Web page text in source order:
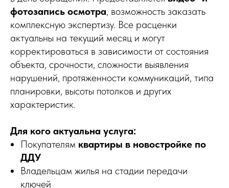
фотозапись осмотра, возможность заказать
комплексную экспертизу. Все расценки
актуальны на текущий месяц и могут
корректироваться в зависимости от состояния
объекта, срочности, сложности выявления
нарушений, протяженности коммуникаций, типа
планировки, высоты потолков и других
характеристик.
Для кого актуальна услуга:
Покупателям квартиры в новостройке по
ДДУ
Владельцам жилья на стадии передачи
ключей